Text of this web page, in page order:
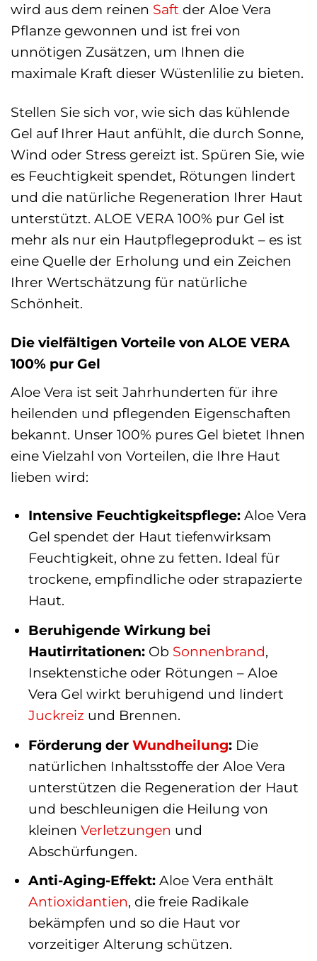
wird aus dem reinen Saft der Aloe Vera
Pflanze gewonnen und ist frei von
unnötigen Zusätzen, um Ihnen die
maximale Kraft dieser Wüstenlilie zu bieten.
Stellen Sie sich vor, wie sich das kühlende
Gel auf Ihrer Haut anfühlt, die durch Sonne,
Wind oder Stress gereizt ist. Spüren Sie, wie
es Feuchtigkeit spendet, Rötungen lindert
und die natürliche Regeneration Ihrer Haut
unterstützt. ALOE VERA 100% pur Gel ist
mehr als nur ein Hautpflegeprodukt – es ist
eine Quelle der Erholung und ein Zeichen
Ihrer Wertschätzung für natürliche
Schönheit.
Die vielfältigen Vorteile von ALOE VERA
100% pur Gel
Aloe Vera ist seit Jahrhunderten für ihre
heilenden und pflegenden Eigenschaften
bekannt. Unser 100% pures Gel bietet Ihnen
eine Vielzahl von Vorteilen, die Ihre Haut
lieben wird:
Intensive Feuchtigkeitspflege:Aloe Vera
Gel spendet der Haut tiefenwirksam
Feuchtigkeit, ohne zu fetten. Ideal für
trockene, empfindliche oder strapazierte
Haut.
Beruhigende Wirkung bei
Hautirritationen:Ob Sonnenbrand,
Insektenstiche oder Rötungen – Aloe
Vera Gel wirkt beruhigend und lindert
Juckreiz und Brennen.
Förderung der Wundheilung:Die
natürlichen Inhaltsstoffe der Aloe Vera
unterstützen die Regeneration der Haut
und beschleunigen die Heilung von
kleinen Verletzungen und
Abschürfungen.
Anti-Aging-Effekt:Aloe Vera enthält
Antioxidantien, die freie Radikale
bekämpfen und so die Haut vor
vorzeitiger Alterung schützen.